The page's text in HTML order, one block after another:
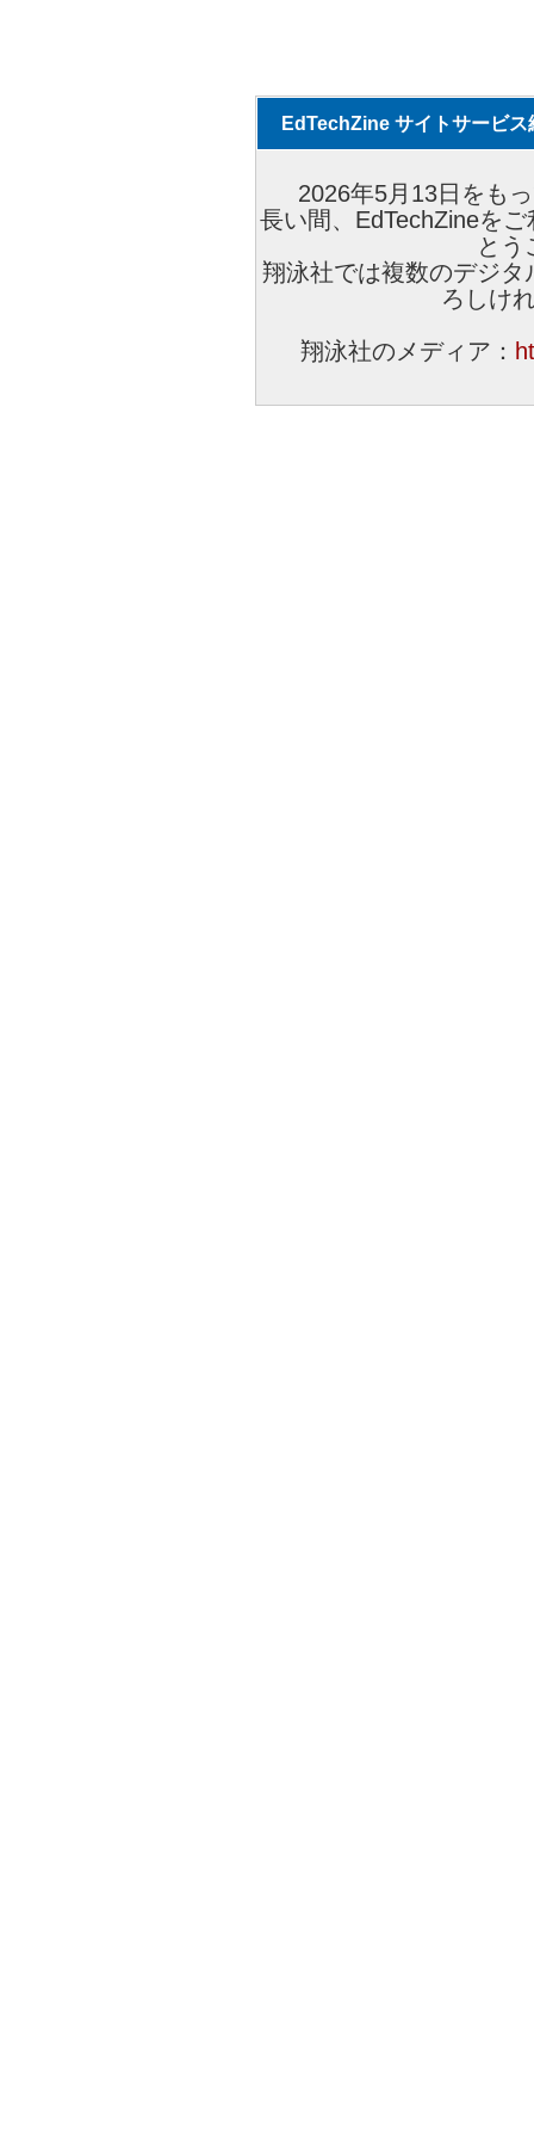
EdTechZine サイトサービス
2026年5月13日をも
長い間、EdTechZineを
とう
翔泳社では複数のデジ
ろしけ
翔泳社のメディア：